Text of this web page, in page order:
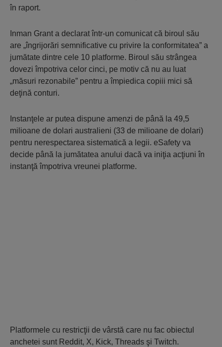
în raport.
Inman Grant a declarat într-un comunicat că biroul său
are „îngrijorări semnificative cu privire la conformitatea” a
jumătate dintre cele 10 platforme. Biroul său strângea
dovezi împotriva celor cinci, pe motiv că nu au luat
„măsuri rezonabile” pentru a împiedica copiii mici să
deţină conturi.
Instanţele ar putea dispune amenzi de până la 49,5
milioane de dolari australieni (33 de milioane de dolari)
pentru nerespectarea sistematică a legii. eSafety va
decide până la jumătatea anului dacă va iniţia acţiuni în
instanţă împotriva vreunei platforme.
Platformele cu restricţii de vârstă care nu fac obiectul
anchetei sunt Reddit, X, Kick, Threads şi Twitch.